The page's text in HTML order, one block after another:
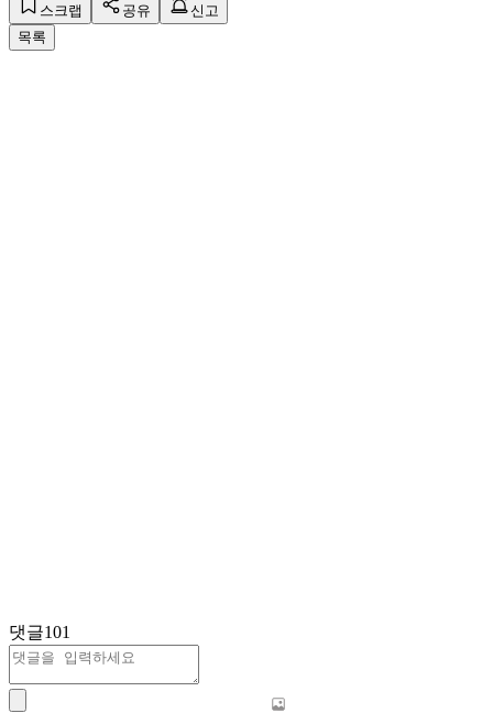
스크랩 공유
신고
목록
댓글101